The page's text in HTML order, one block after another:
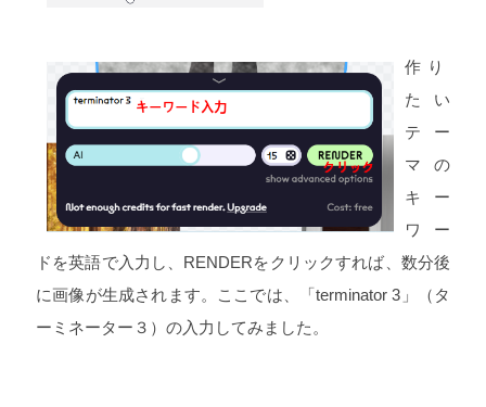
作り
たい
テー
マの
キー
ワー
ドを英語で入力し、RENDERをクリックすれば、数分後
に画像が生成されます。ここでは、「terminator 3」（タ
ーミネーター３）の入力してみました。